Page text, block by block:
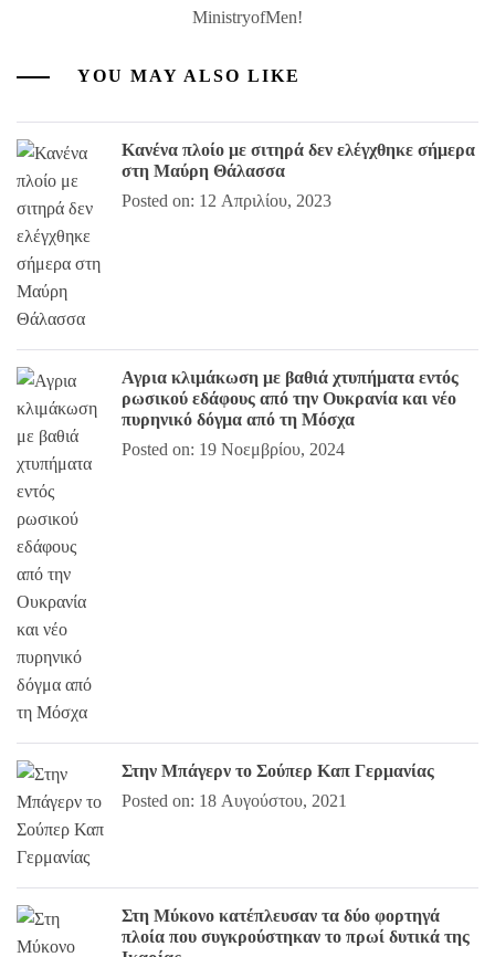
MinistryofMen!
YOU MAY ALSO LIKE
Κανένα πλοίο με σιτηρά δεν ελέγχθηκε σήμερα
στη Μαύρη Θάλασσα
Posted on: 12 Απριλίου, 2023
Αγρια κλιμάκωση με βαθιά χτυπήματα εντός
ρωσικού εδάφους από την Ουκρανία και νέο
πυρηνικό δόγμα από τη Μόσχα
Posted on: 19 Νοεμβρίου, 2024
Στην Μπάγερν το Σούπερ Καπ Γερμανίας
Posted on: 18 Αυγούστου, 2021
Στη Μύκονο κατέπλευσαν τα δύο φορτηγά
πλοία που συγκρούστηκαν το πρωί δυτικά της